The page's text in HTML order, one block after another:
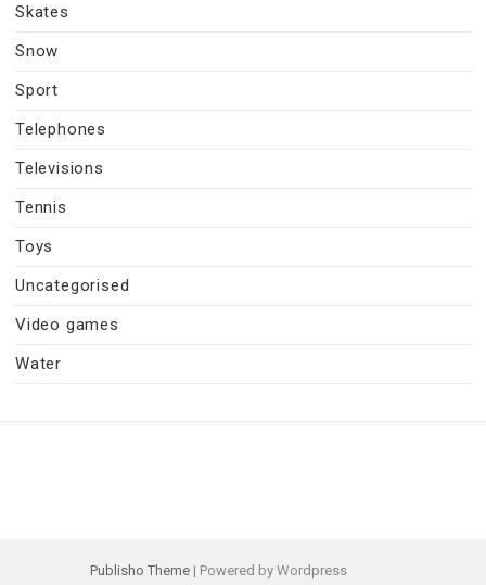
Skates
Snow
Sport
Telephones
Televisions
Tennis
Toys
Uncategorised
Video games
Water
Publisho Theme | Powered by Wordpress